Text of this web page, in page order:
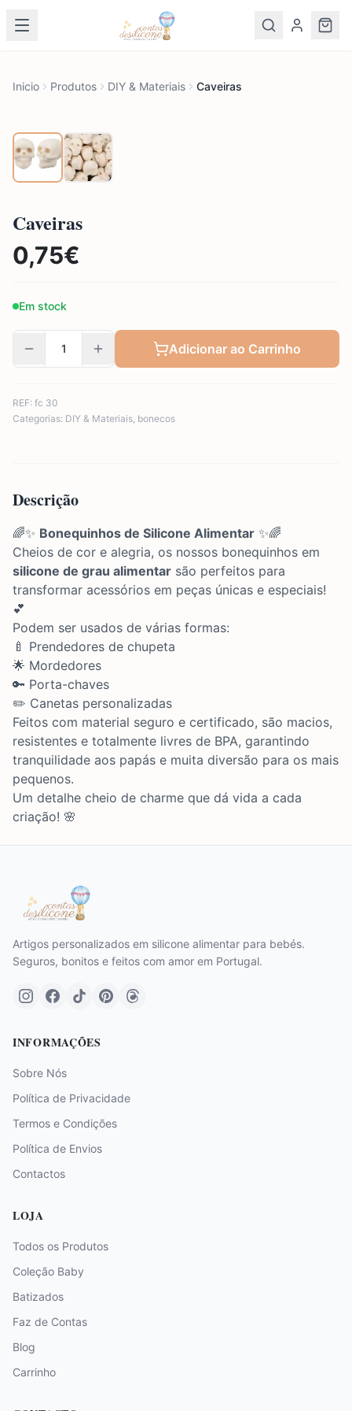
Inicio Produtos DIY & Materiais Caveiras
Caveiras
0,75€
Em stock
Adicionar ao Carrinho
REF: fc 30
Categorias: DIY & Materiais, bonecos
Descrição
🌈✨ Bonequinhos de Silicone Alimentar ✨🌈
Cheios de cor e alegria, os nossos bonequinhos em
silicone de grau alimentar são perfeitos para
transformar acessórios em peças únicas e especiais!
💕
Podem ser usados de várias formas:
🍼 Prendedores de chupeta
🌟 Mordedores
🔑 Porta-chaves
✏️ Canetas personalizadas
Feitos com material seguro e certificado, são macios,
resistentes e totalmente livres de BPA, garantindo
tranquilidade aos papás e muita diversão para os mais
pequenos.
Um detalhe cheio de charme que dá vida a cada
criação! 🌸
Artigos personalizados em silicone alimentar para bebés.
Seguros, bonitos e feitos com amor em Portugal.
INFORMAÇÕES
Sobre Nós
Política de Privacidade
Termos e Condições
Política de Envios
Contactos
LOJA
Todos os Produtos
Coleção Baby
Batizados
Faz de Contas
Blog
Carrinho